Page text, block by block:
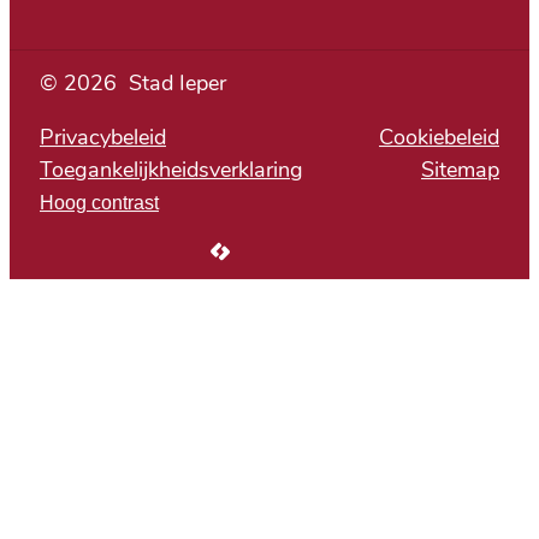
© 2026 Stad Ieper
Privacybeleid
Cookiebeleid
Toegankelijkheidsverklaring
Sitemap
Hoog contrast